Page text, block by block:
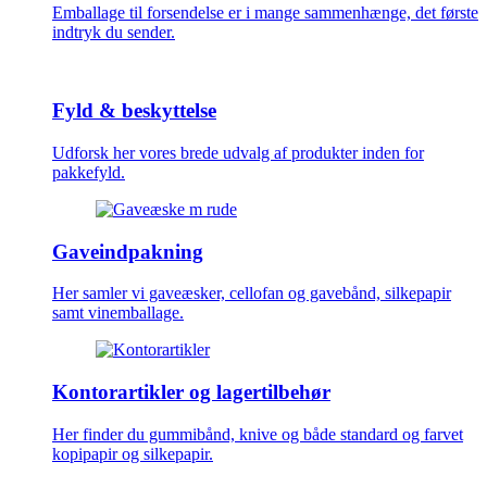
Emballage til forsendelse er i mange sammenhænge, det første
indtryk du sender.
Fyld & beskyttelse
Udforsk her vores brede udvalg af produkter inden for
pakkefyld.
Gaveindpakning
Her samler vi gaveæsker, cellofan og gavebånd, silkepapir
samt vinemballage.
Kontorartikler og lagertilbehør
Her finder du gummibånd, knive og både standard og farvet
kopipapir og silkepapir.